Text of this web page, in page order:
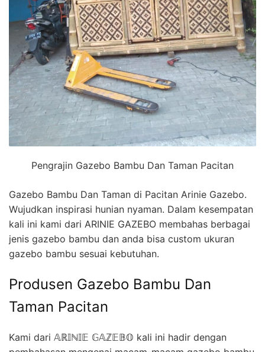
Pengrajin Gazebo Bambu Dan Taman Pacitan
Gazebo Bambu Dan Taman di Pacitan Arinie Gazebo.
Wujudkan inspirasi hunian nyaman. Dalam kesempatan
kali ini kami dari ARINIE GAZEBO membahas berbagai
jenis gazebo bambu dan anda bisa custom ukuran
gazebo bambu sesuai kebutuhan.
Produsen Gazebo Bambu Dan
Taman Pacitan
Kami dari 𝔸ℝ𝕀ℕ𝕀𝔼 𝔾𝔸ℤ𝔼𝔹𝕆 kali ini hadir dengan